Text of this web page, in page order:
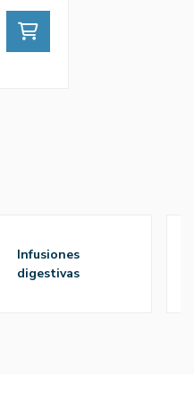
infusiones
digestivas